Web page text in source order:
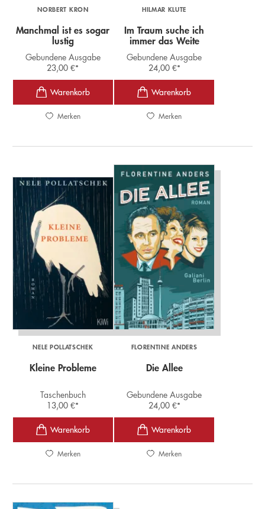
NORBERT KRON
Manchmal ist es sogar
lustig
Gebundene Ausgabe
23,00€*
Merken
HILMAR KLUTE
Im Traum suche ich
immer das Weite
Gebundene Ausgabe
24,00 €*
Merken
NELE POLLATSCHEK
Kleine Probleme
Taschenbuch
13,00€*
Merken
FLORENTINE ANDERS
Die Allee
Gebundene Ausgabe
24,00 €*
Merken